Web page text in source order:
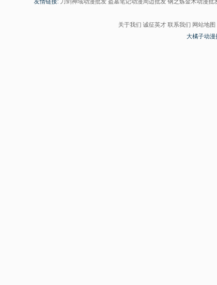
友情链接: 刀剑神域动漫批发 盗墓笔记动漫周边批发 钢之炼金术动漫批
关于我们 诚征英才 联系我们 网站地图
大橘子动